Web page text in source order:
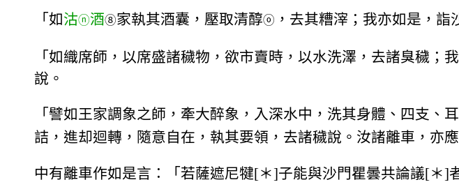
「如沽ⓝ酒⑧家執其酒囊，壓取清醇ⓞ ，去其糟滓；我亦如是，詣
「如織席師，以席盛諸穢物，欲市賣時，以水洗澤，去諸臭穢
說。
「譬如王家調象之師，牽大醉象，入深水中，洗其身體、四支、
詰，進却迴轉，隨意自在，執其要領，去諸穢說。汝諸離車，亦應
中有離車作如是言：「若薩遮尼犍[＊]子能與沙門瞿曇共論議[＊]